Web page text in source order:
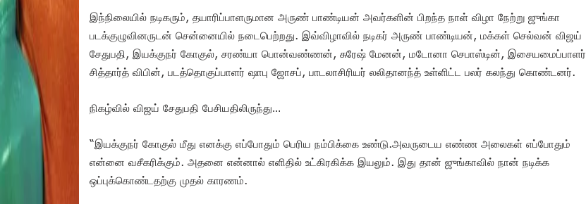
இந்நிலையில் நடிகரும், தயாரிப்பாளருமான அருண் பாண்டியன் அவர்களின் பிறந்த நாள் விழா நேற்று ஜுங்கா
படக்குழுவினருடன் சென்னையில் நடைபெற்றது. இவ்விழாவில் நடிகர் அருண் பாண்டியன், மக்கள் செல்வன் விஜய்
சேதுபதி, இயக்குநர் கோகுல், சரண்யா பொன்வண்ணன், சுரேஷ் மேனன், மடோனா செபாஸ்டின், இசையமைப்பாளர்
சித்தார்த் விபின், படத்தொகுப்பாளர் ஷாபு ஜோசப், பாடலாசிரியர் லலிதானந்த் உள்ளிட்ட பலர் கலந்து கொண்டனர்.
நிகழ்வில் விஜய் சேதுபதி பேசியதிலிருந்து…
“இயக்குநர் கோகுல் மீது எனக்கு எப்போதும் பெரிய நம்பிக்கை உண்டு.அவருடைய எண்ண அலைகள் எப்போதும்
என்னை வசீகரிக்கும். அதனை என்னால் எளிதில் உட்கிரகிக்க இயலும். இது தான் ஜுங்காவில் நான் நடிக்க
ஒப்புக்கொண்டதற்கு முதல் காரணம்.